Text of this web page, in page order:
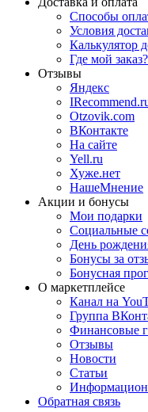
Способы
Условия
Калькулятор
Где мой заказ?
Отзывы
Яндекс
Otzovik.com
ВКонтакте
На сайте
Yell.ru
Хуже.нет
НашеМнение
Акции и бонусы
Мои подарки
Социальные
День
Бонусы за
Бонусная
О маркетплейсе
Канал на
Группа
Финансовые
Отзывы
Новости
Статьи
Обратная связь